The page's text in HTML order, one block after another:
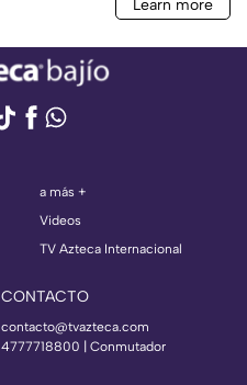
a más +
Videos
TV Azteca Internacional
CONTACTO
contacto@tvazteca.com
4777718800 | Conmutador